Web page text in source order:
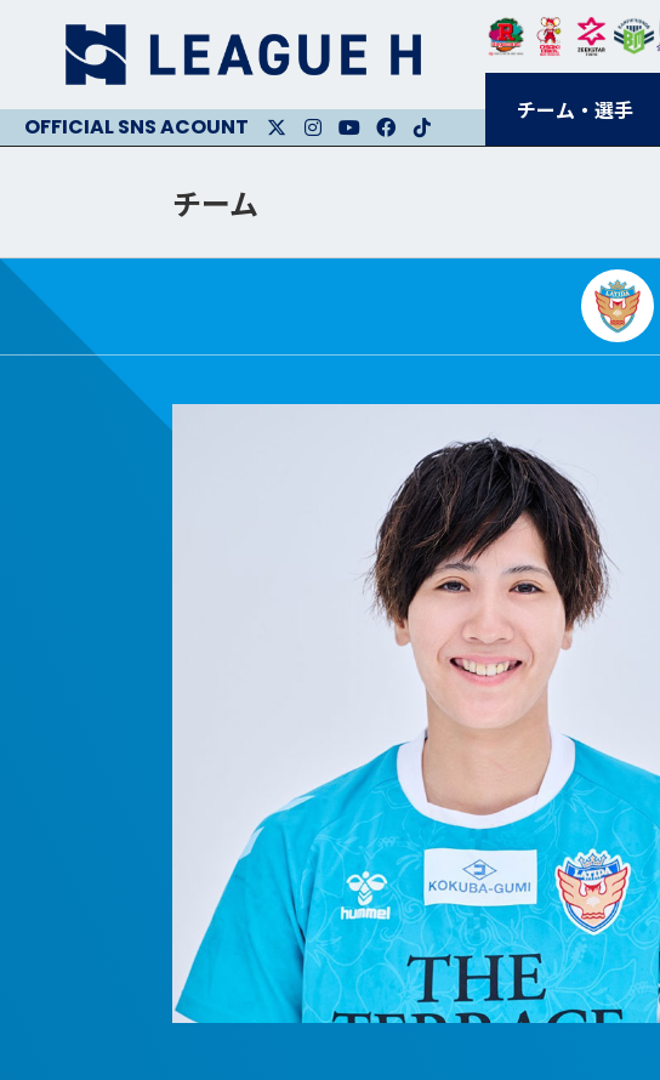
チーム・選手
東日
本レ
ガロ
オー
ソル
埼玉
クス
ター
東京
チーム